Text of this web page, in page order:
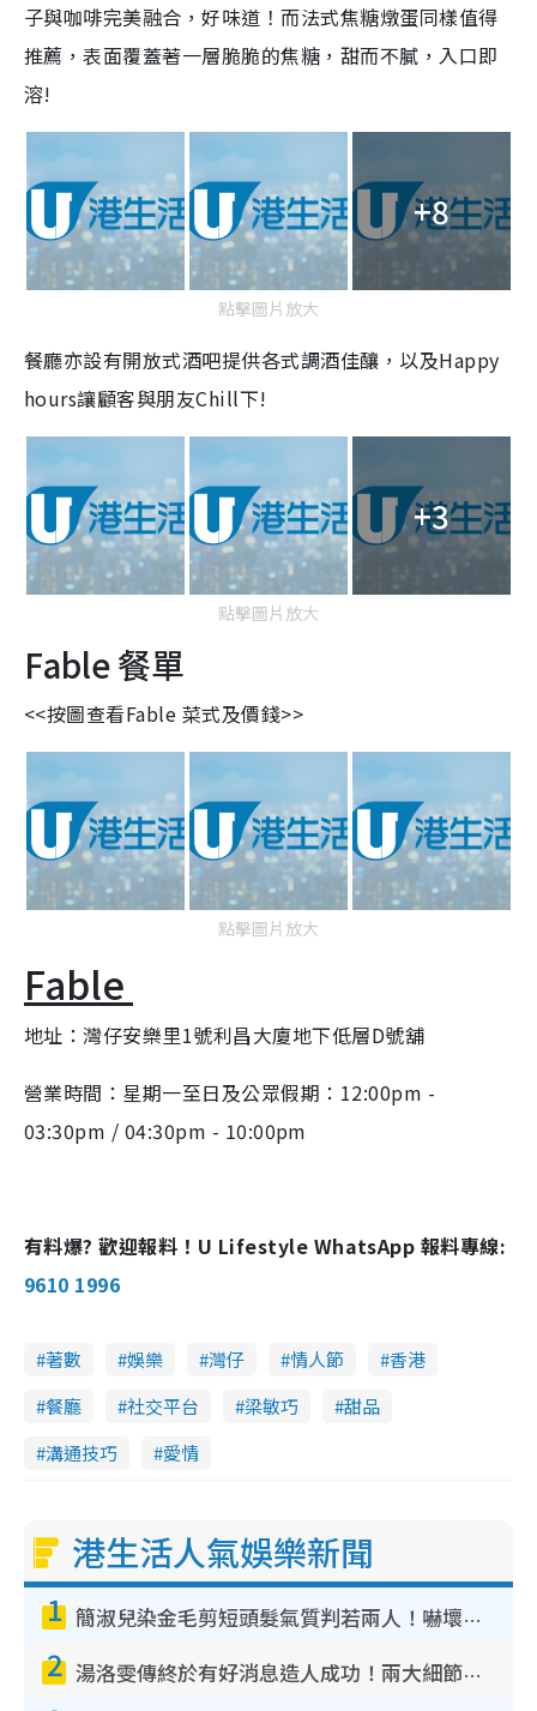
子與咖啡完美融合，好味道！而法式焦糖燉蛋同樣值得
推薦，表面覆蓋著一層脆脆的焦糖，甜而不膩，入口即
溶!
+8
點擊圖片放大
餐廳亦設有開放式酒吧提供各式調酒佳釀，以及Happy
hours讓顧客與朋友Chill下!
+3
點擊圖片放大
Fable 餐單
<<按圖查看Fable 菜式及價錢>>
點擊圖片放大
Fable
地址：灣仔安樂里1號利昌大廈地下低層D號舖
營業時間：星期一至日及公眾假期：12:00pm -
03:30pm / 04:30pm - 10:00pm
有料爆? 歡迎報料！U Lifestyle WhatsApp 報料專線:
9610 1996
著數 娛樂 灣仔 情人節
香港
餐廳
社交平台 梁敏巧
甜品
溝通技巧
愛情
港生活人氣娛樂新聞
1 簡淑兒染金毛剪短頭髮氣質判若兩人！嚇壞老公麥大力都認唔出：「你做咩事？」
2 湯洛雯傳終於有好消息造人成功！兩大細節曝孕味極濃惹猜測：大肚婆先會咁！